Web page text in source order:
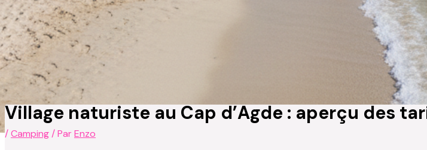
Village naturiste au Cap d’Agde : aperçu des
/Camping / ParEnzo